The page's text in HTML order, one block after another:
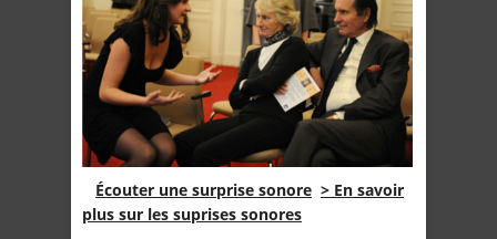
Écouter une surprise sonore > En savoir
plus sur les suprises sonores